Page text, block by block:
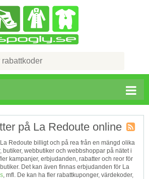
Tagg
RSS
på La Redoute online
Redoute billigt och på rea från en mängd olika
butiker, webbutiker och webbshoppar på nätet i
kampanjer, erbjudanden, rabatter och reor för
Det kan även finnas erbjudanden för La
, mfl. De kan ha fler rabattkuponger, värdekoder,